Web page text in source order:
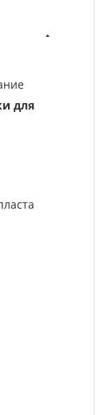
для